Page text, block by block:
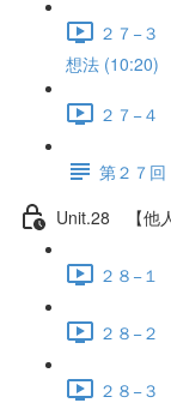
２７−３
想法 (10:20)
２７−４
第２７
Unit.28 【他
２８−１
２８−２
２８−３